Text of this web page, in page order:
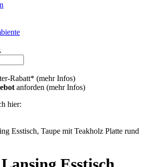
Rabatt* (mehr Infos)
anforden (mehr Infos)
hier:
Esstisch, Taupe mit Teakholz Platte rund